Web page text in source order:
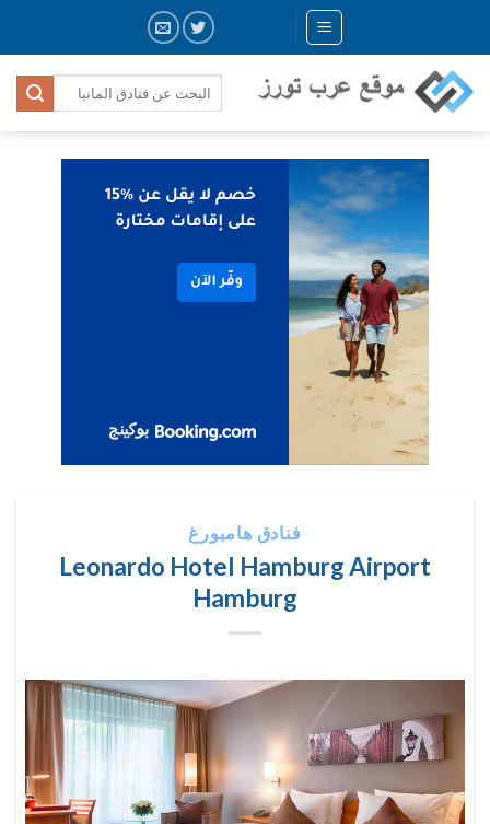
content
فنادق هامبورغ
Leonardo Hotel Hamburg Airport
Hamburg